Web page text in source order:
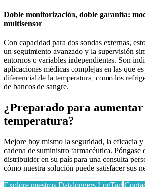
Doble monitorización, doble garantía:
multisensor
Con capacidad para dos sondas externas,
un seguimiento avanzado y la supervisión
entornos o variables independientes. Son
aplicaciones médicas complejas en las que
diferencial de la temperatura, como los
de bancos de sangre.
¿Preparado para aumentar
temperatura?
Mejore hoy mismo la seguridad, la eficacia y
cadena de suministro farmacéutica. Póngase
distribuidor en su país para una consulta
cómo nuestra solución puede satisfacer sus
Explore nuestros Dataloggers LogTag